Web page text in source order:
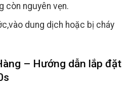
còn nguyên vẹn.
dung dịch hoặc bị cháy
– Hướng dẫn lắp đặt